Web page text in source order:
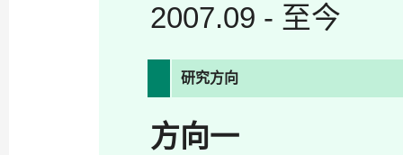
2007.09 - 至今
研究方向
方向一